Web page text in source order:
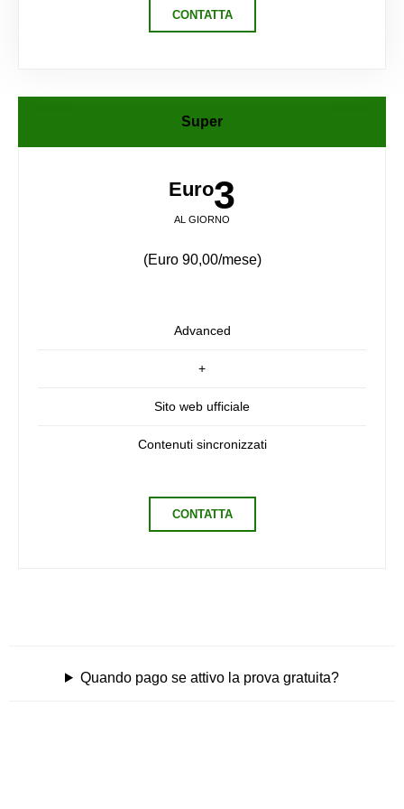
CONTATTA
Super
Euro3
AL GIORNO
(Euro 90,00/mese)
Advanced
+
Sito web ufficiale
Contenuti sincronizzati
CONTATTA
Quando pago se attivo la prova gratuita?